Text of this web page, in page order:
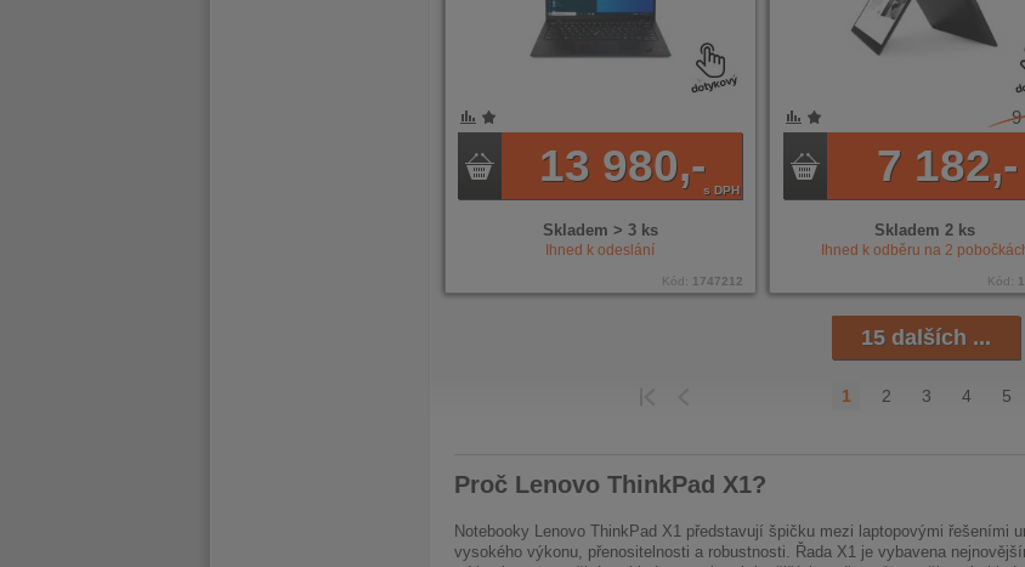
13 980,-s DPH
Skladem > 3 ks
Ihned k odeslání
Kód: 1747212
9
7 182,-
Skladem 2 ks
Ihned k odběru na 2
Kód:
POROVNÁNÍ
OBLÍBENÉ
15 dalších ...
1 2 3 4 5
Proč Lenovo ThinkPad X1?
Notebooky Lenovo ThinkPad X1 představují špičku mezi laptopovými řešeními
vysokého výkonu, přenositelnosti a robustnosti. Řada X1 je vybavena